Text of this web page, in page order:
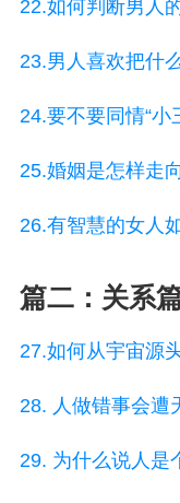
22.如何判断男人
23.男人喜欢把什
24.要不要同情“小
25.婚姻是怎样走
26.有智慧的女人
篇二：关系
27.如何从宇宙源
28. 人做错事会遭
29. 为什么说人是